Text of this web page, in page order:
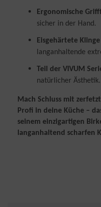
Ergonomische
sicher in der Hand.
Eisgehärtete Klinge
langanhaltende
Teil der VIVUM
natürlicher Ästhetik.
Mach Schluss mit
Profi in deine Küche –
seinem einzigartigen
langanhaltend scharfen